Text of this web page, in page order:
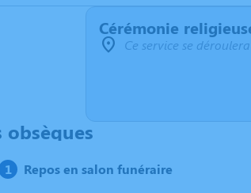
Cérémonie
Ce service se
obsèques
Repos en salon funéraire